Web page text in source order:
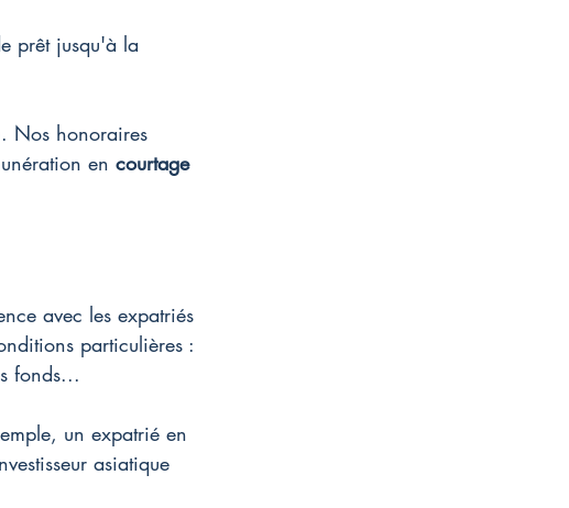
prêt jusqu'à la
Nos honoraires
en courtage
avec les expatriés
particulières :
fonds...
un expatrié en
asiatique